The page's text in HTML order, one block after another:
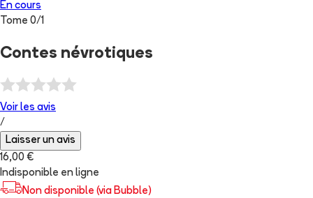
En cours
Tome 0/1
Contes névrotiques
Voir les avis
/
Laisser un avis
16,00 €
Indisponible en ligne
Non disponible (via Bubble)